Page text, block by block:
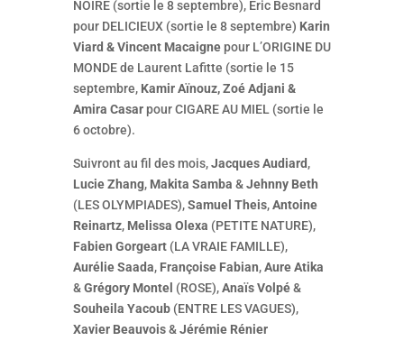
NOIRE (sortie le 8 septembre), Eric Besnard
pour DELICIEUX (sortie le 8 septembre) Karin
Viard & Vincent Macaignepour L’ORIGINE DU
MONDE de Laurent Lafitte (sortie le 15
septembre, Kamir Aïnouz, Zoé Adjani &
Amira Casarpour CIGARE AU MIEL (sortie le
6 octobre).
Suivront au fil des mois,Jacques Audiard ,
Lucie Zhang, Makita Samba &Jehnny Beth
(LES OLYMPIADES),Samuel Theis,Antoine
Reinartz, Melissa Olexa (PETITE NATURE),
Fabien Gorgeart(LA VRAIE FAMILLE),
Aurélie Saada, Françoise Fabian,Aure Atika
&Grégory Montel (ROSE),Anaïs Volpé&
Souheila Yacoub(ENTRE LES VAGUES),
Xavier Beauvois&Jérémie Rénier